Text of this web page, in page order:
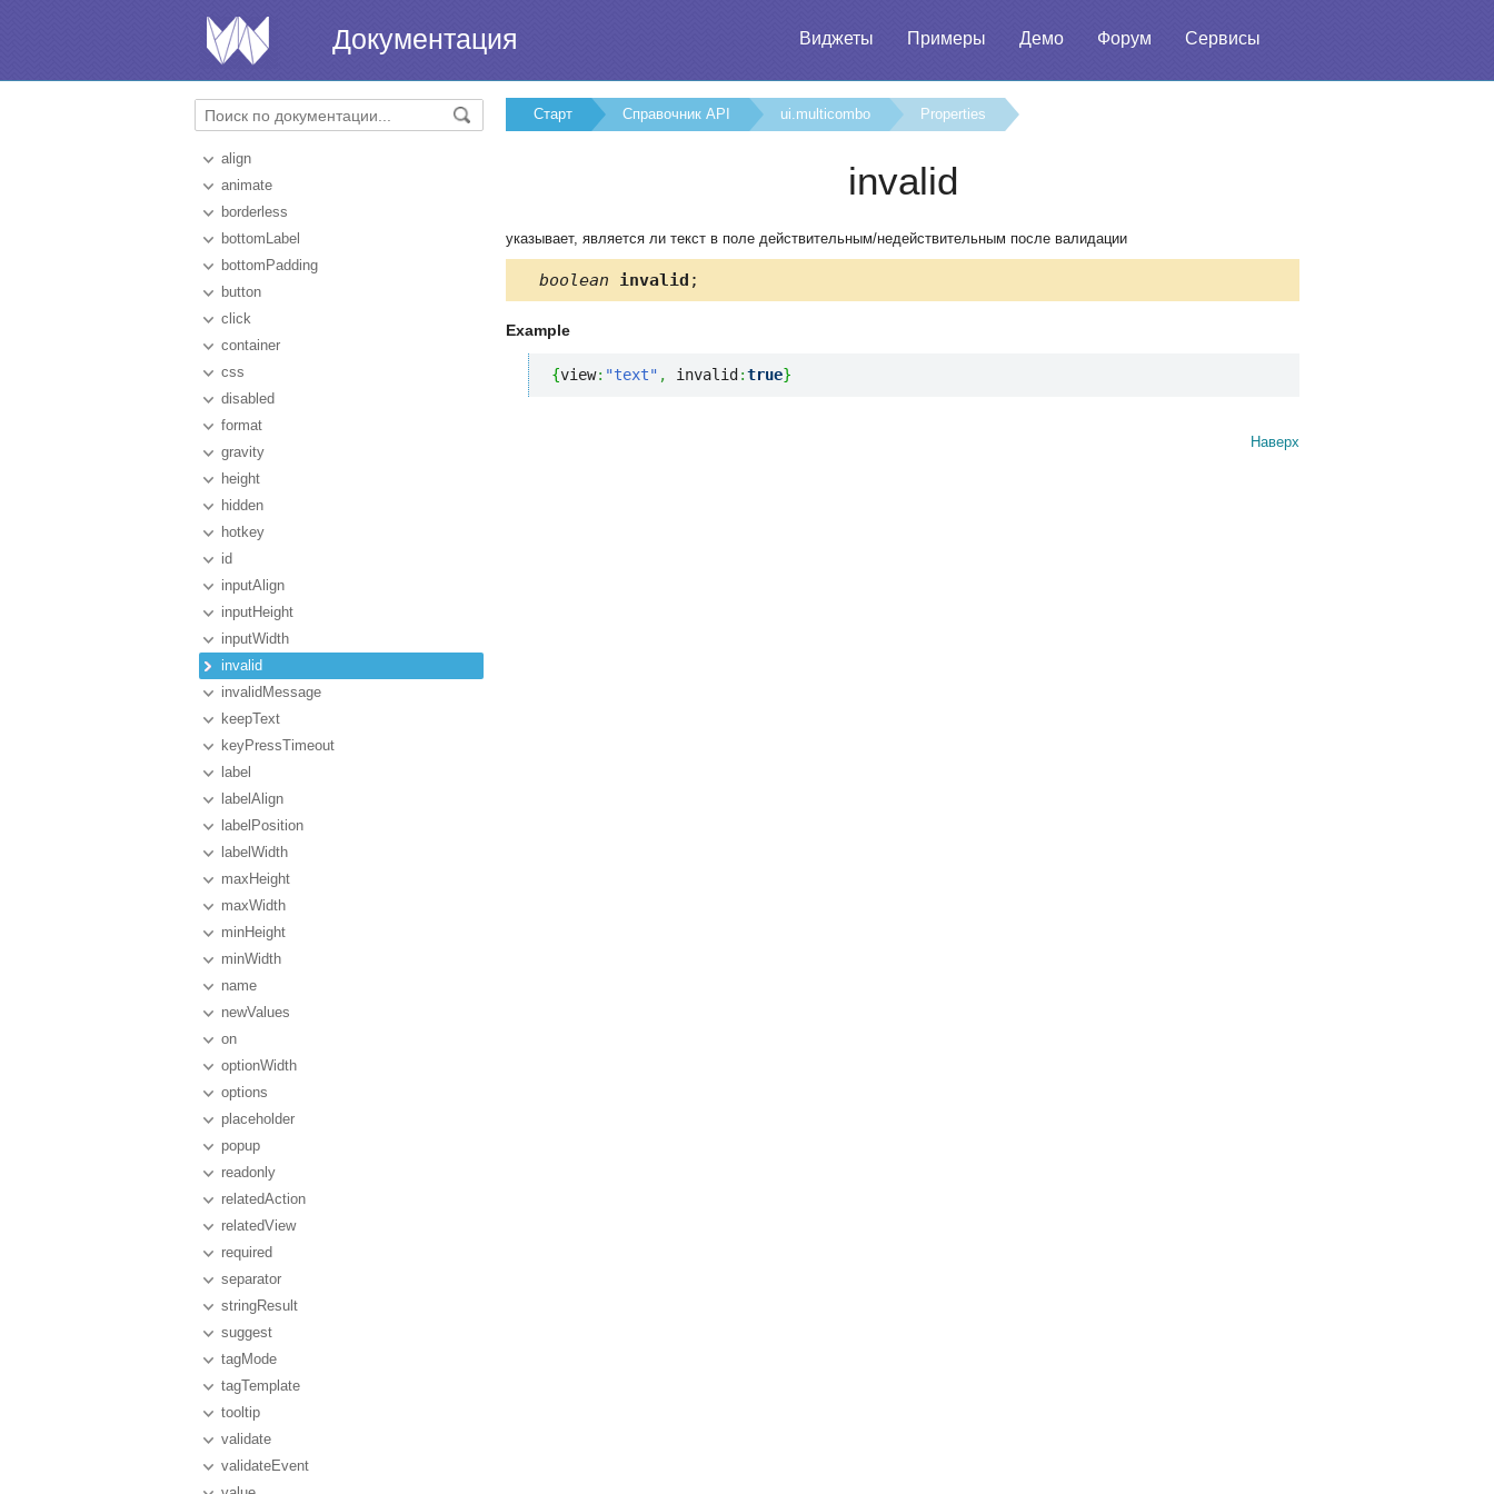
Виджеты Примеры Демо Форум Сервисы
Документация
align
animate
borderless
bottomLabel
bottomPadding
button
click
container
css
disabled
format
gravity
height
hidden
hotkey
id
inputAlign
inputHeight
inputWidth
invalid
invalidMessage
keepText
keyPressTimeout
label
labelAlign
labelPosition
labelWidth
maxHeight
maxWidth
minHeight
minWidth
name
newValues
on
optionWidth
options
placeholder
popup
readonly
relatedAction
relatedView
required
separator
stringResult
suggest
tagMode
tagTemplate
tooltip
validate
validateEvent
Старт Справочник API ui.multicombo Properties
invalid
указывает, является ли текст в поле действительным/недействительным после валидации
boolean invalid ;
Example
{view: "text" , invalid :true}
Наверх